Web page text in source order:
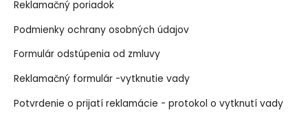
Reklamačný poriadok
Podmienky ochrany osobných údajov
Formulár odstúpenia od zmluvy
Reklamačný formulár -vytknutie vady
Potvrdenie o prijatí reklamácie - protokol o vytknutí vady